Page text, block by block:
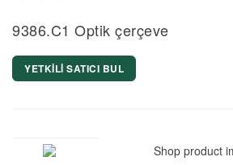
9386.C1 Optik çerçeve
YETKİLİ SATICI BUL